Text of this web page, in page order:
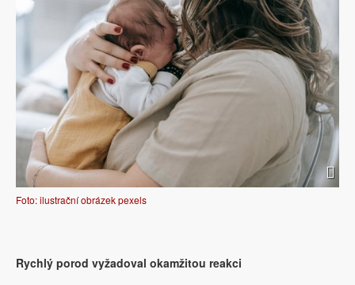
Foto: ilustrační obrázek pexels
Rychlý porod vyžadoval okamžitou reakci